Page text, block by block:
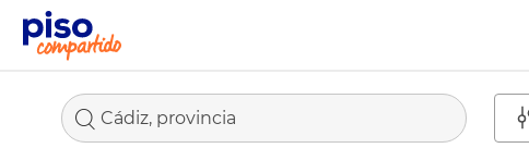
Cádiz, provincia